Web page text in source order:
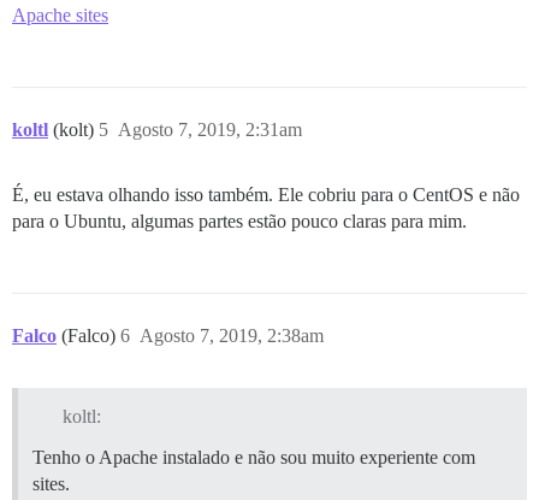
Apache sites
koltl (kolt) Agosto 7, 2019, 2:31am
5
É, eu estava olhando isso também. Ele cobriu para o CentOS e não
para o Ubuntu, algumas partes estão pouco claras para mim.
Falco (Falco) Agosto 7, 2019, 2:38am
6
koltl:
Tenho o Apache instalado e não sou muito experiente com
sites.